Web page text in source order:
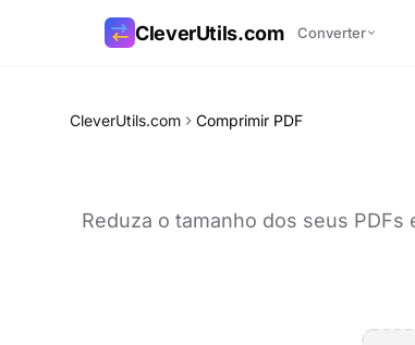
CleverUtils.com Converter
CleverUtils.com Comprimir PDF
Reduza o tamanho dos seus